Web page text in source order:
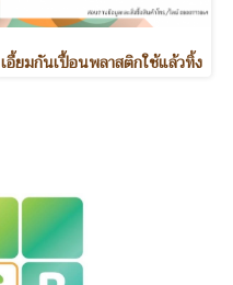
เอี้ยมกันเปื้อนพลาสติกใช้แล้วทิ้ง